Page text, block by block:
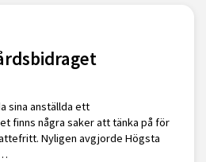
sina anställda ett
finns några saker att tänka på för
Nyligen avgjorde Högsta